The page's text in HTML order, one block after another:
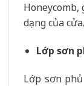
dạng của cửa.
Lớp sơn
Lớp sơn